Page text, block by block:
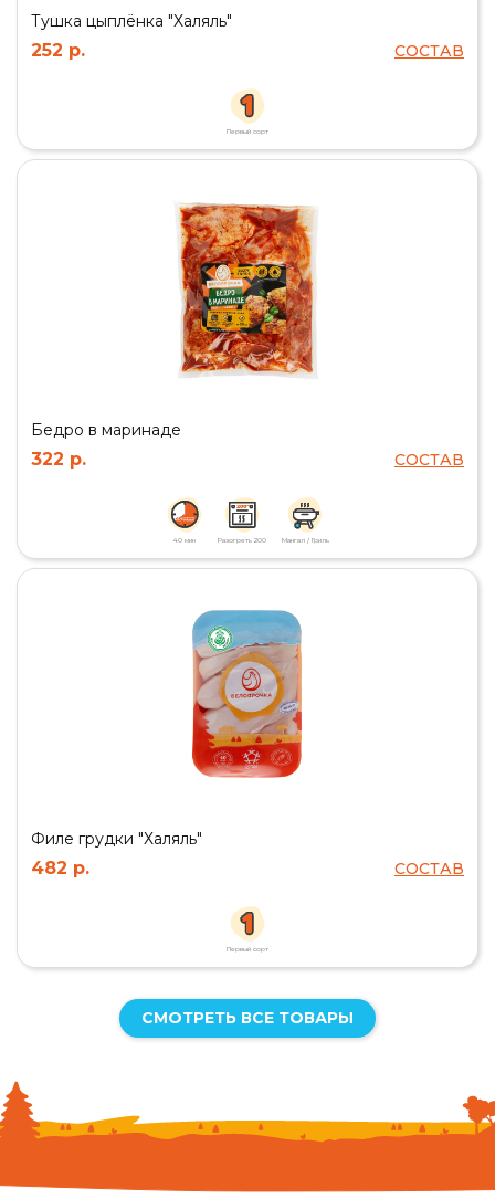
Тушка цыплёнка "Халяль"
252 р. СОСТАВ
Первый сорт
Бедро в маринаде
322 р. СОСТАВ
40 мин Разогреть 200 Мангал / Гриль
Филе грудки "Халяль"
482 р. СОСТАВ
Первый сорт
СМОТРЕТЬ ВСЕ ТОВАРЫ